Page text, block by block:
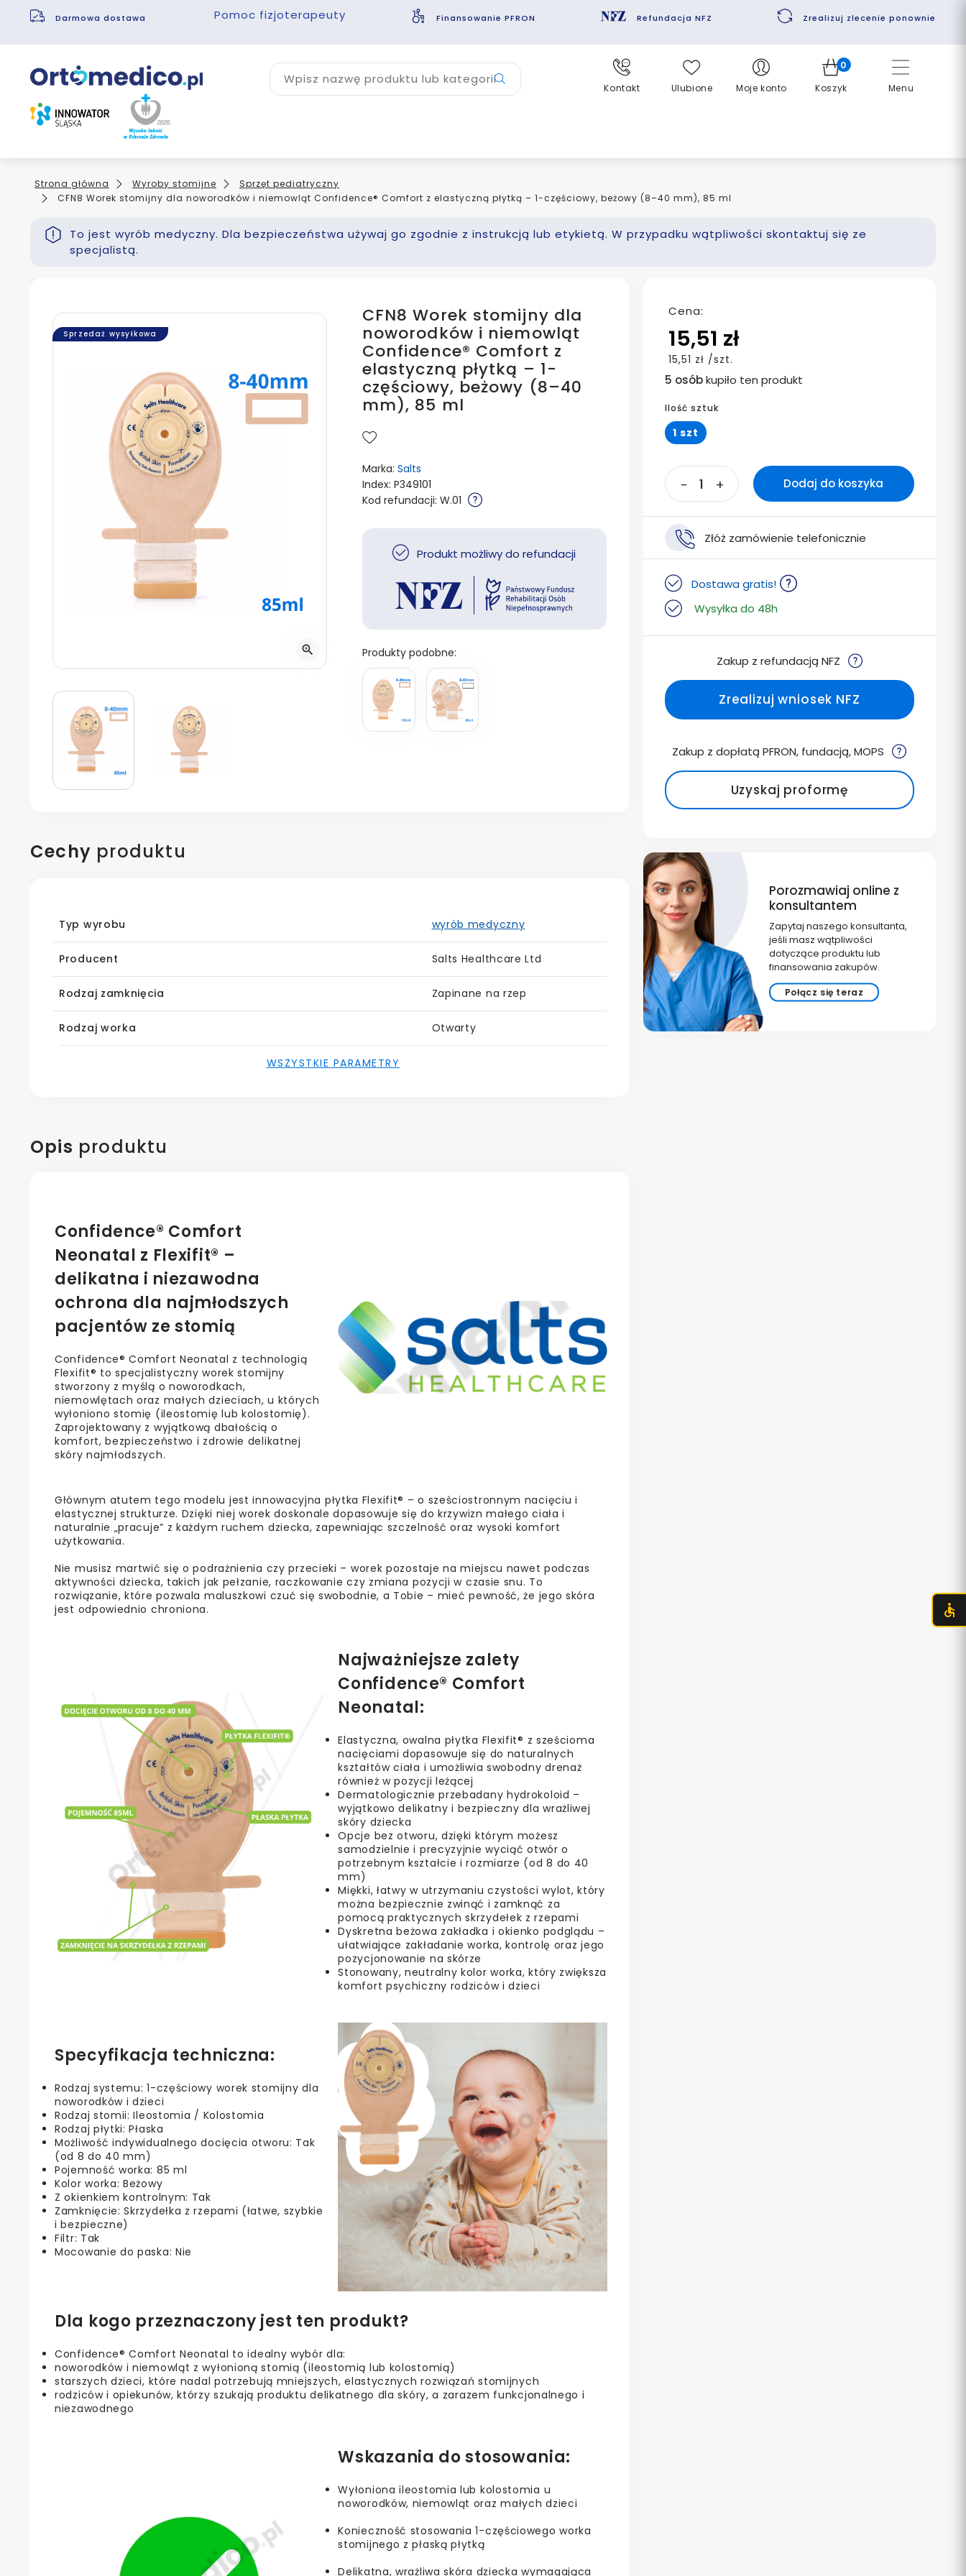
Darmowa dostawa Pomoc fizjoterapeuty Finansowanie PFRON Refundacja NFZ Zrealizuj zlecenie ponownie
Menu
Wpisz nazwę produktu lub kategorii
Kontakt Ulubione Moje konto
0
Koszyk
Strona główna Wyroby stomijne
Sprzęt pediatryczny
CFN8 Worek stomijny dla noworodków i niemowląt Confidence® Comfort z elastyczną płytką – 1-częściowy, beżowy (8–40 mm), 85 ml
To jest wyrób medyczny. Dla bezpieczeństwa używaj go zgodnie z instrukcją lub etykietą. W przypadku wątpliwości skontaktuj się ze
specjalistą.
Sprzedaż wysyłkowa
zoom_in
CFN8 Worek stomijny dla
noworodków i niemowląt
Confidence® Comfort z
elastyczną płytką – 1-
częściowy, beżowy (8–40
mm), 85 ml
Marka: Salts
Index: P349101
Kod refundacji: W.01
Produkt możliwy do refundacji
Produkty podobne:
Cena:
15,51 zł
15,51 zł /szt.
5 osóbkupiło ten produkt
Ilość sztuk
1 szt
- + Dodaj do koszyka
Złóż zamówienie telefonicznie
Dostawa gratis!
Wysyłka do 48h
Zakup z refundacją NFZ
Zrealizuj wniosek NFZ
Zakup z dopłatą PFRON, fundacją, MOPS
Uzyskaj proformę
Porozmawiaj online z
konsultantem
Zapytaj naszego konsultanta,
jeśli masz wątpliwości
dotyczące produktu lub
finansowania zakupów.
Połącz się teraz
Cechy produktu
Typ wyrobu wyrób medyczny
Producent Salts Healthcare Ltd
Rodzaj zamknięcia Zapinane na rzep
Rodzaj worka Otwarty
WSZYSTKIE PARAMETRY
Opis produktu
Confidence® Comfort
Neonatal z Flexifit® –
delikatna i niezawodna
ochrona dla najmłodszych
pacjentów ze stomią
Confidence® Comfort Neonatal z technologią
Flexifit® to specjalistyczny worek stomijny
stworzony z myślą o noworodkach,
niemowlętach oraz małych dzieciach, u których
wyłoniono stomię (ileostomię lub kolostomię).
Zaprojektowany z wyjątkową dbałością o
komfort, bezpieczeństwo i zdrowie delikatnej
skóry najmłodszych.
Głównym atutem tego modelu jest innowacyjna płytka Flexifit® – o sześciostronnym nacięciu i
elastycznej strukturze. Dzięki niej worek doskonale dopasowuje się do krzywizn małego ciała i
naturalnie „pracuje” z każdym ruchem dziecka, zapewniając szczelność oraz wysoki komfort
użytkowania.
Nie musisz martwić się o podrażnienia czy przecieki – worek pozostaje na miejscu nawet podczas
aktywności dziecka, takich jak pełzanie, raczkowanie czy zmiana pozycji w czasie snu. To
rozwiązanie, które pozwala maluszkowi czuć się swobodnie, a Tobie – mieć pewność, że jego skóra
jest odpowiednio chroniona.
Najważniejsze zalety
Confidence® Comfort
Neonatal:
Elastyczna, owalna płytka Flexifit® z sześcioma
nacięciami dopasowuje się do naturalnych
kształtów ciała i umożliwia swobodny drenaż
również w pozycji leżącej
Dermatologicznie przebadany hydrokoloid –
wyjątkowo delikatny i bezpieczny dla wrażliwej
skóry dziecka
Opcje bez otworu, dzięki którym możesz
samodzielnie i precyzyjnie wyciąć otwór o
potrzebnym kształcie i rozmiarze (od 8 do 40
mm)
Miękki, łatwy w utrzymaniu czystości wylot, który
można bezpiecznie zwinąć i zamknąć za
pomocą praktycznych skrzydełek z rzepami
Dyskretna beżowa zakładka i okienko podglądu –
ułatwiające zakładanie worka, kontrolę oraz jego
pozycjonowanie na skórze
Stonowany, neutralny kolor worka, który zwiększa
komfort psychiczny rodziców i dzieci
Specyfikacja techniczna:
Rodzaj systemu: 1-częściowy worek stomijny dla
noworodków i dzieci
Rodzaj stomii: Ileostomia / Kolostomia
Rodzaj płytki: Płaska
Możliwość indywidualnego docięcia otworu: Tak
(od 8 do 40 mm)
Pojemność worka: 85 ml
Kolor worka: Beżowy
Z okienkiem kontrolnym: Tak
Zamknięcie: Skrzydełka z rzepami (łatwe, szybkie
i bezpieczne)
Filtr: Tak
Mocowanie do paska: Nie
Dla kogo przeznaczony jest ten produkt?
Confidence® Comfort Neonatal to idealny wybór dla:
noworodków i niemowląt z wyłonioną stomią (ileostomią lub kolostomią)
starszych dzieci, które nadal potrzebują mniejszych, elastycznych rozwiązań stomijnych
rodziców i opiekunów, którzy szukają produktu delikatnego dla skóry, a zarazem funkcjonalnego i
niezawodnego
Wskazania dostosowania:
Wyłonionaileostomialub kolostomia u
noworodków, niemowląt orazmałychdzieci
Konieczność stosowania1-częściowegoworka
stomijnego zpłaskąpłytką
Delikatna,wrażliwaskóra dzieckawymagająca